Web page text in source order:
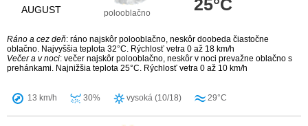
AUGUST polooblačno 25°C
Ráno a cez deň: ráno najskôr polooblačno, neskôr doobeda čiastočne
oblačno. Najvyššia teplota 32°C. Rýchlosť vetra 0 až 18 km/h
Večer a v noci: večer najskôr polooblačno, neskôr v noci prevažne oblačno s
prehánkami. Najnižšia teplota 25°C. Rýchlosť vetra 0 až 10 km/h
13 km/h 30% vysoká (10/18) 29°C